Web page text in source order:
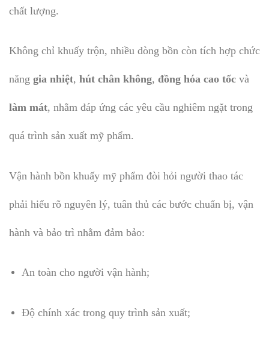
chất lượng.
Không chỉ khuấy trộn, nhiều dòng bồn còn tích hợp chức
năng gia nhiệt, hút chân không, đồng hóa cao tốc và
làm mát, nhằm đáp ứng các yêu cầu nghiêm ngặt trong
quá trình sản xuất mỹ phẩm.
Vận hành bồn khuấy mỹ phẩm đòi hỏi người thao tác
phải hiểu rõ nguyên lý, tuân thủ các bước chuẩn bị, vận
hành và bảo trì nhằm đảm bảo:
An toàn cho người vận hành;
Độ chính xác trong quy trình sản xuất;